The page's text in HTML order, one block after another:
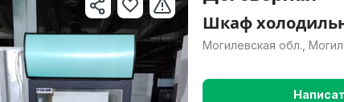
Шкаф
Могилевская обл.,